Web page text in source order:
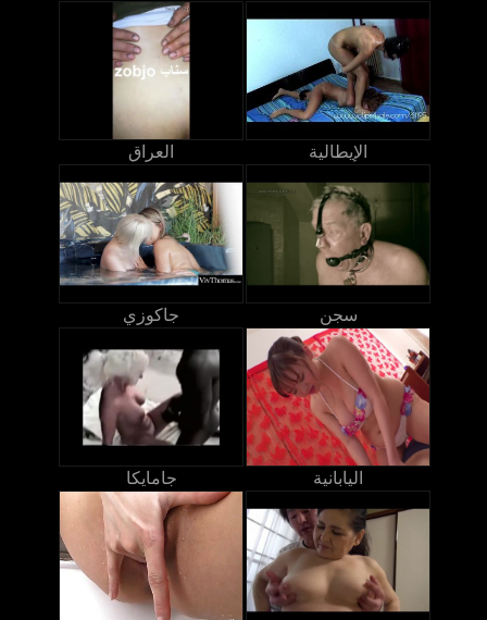
العراق الإيطالية
جاكوزي سجن
جامايكا اليابانية